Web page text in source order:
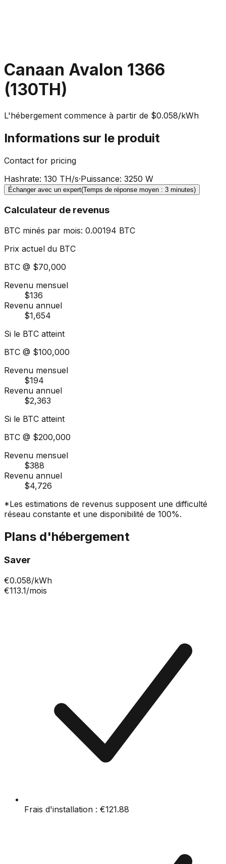
Canaan Avalon 1366
(130TH)
L'hébergement commence à partir de $0.058/kWh
Informations sur le produit
Contact for pricing
Hashrate: 130 TH/s·Puissance: 3250 W
Échanger avec un expert(Temps de réponse moyen : 3 minutes)
Calculateur de revenus
BTC minés par mois: 0.00194 BTC
Prix actuel du BTC
BTC @ $70,000
Revenu mensuel
$136
Revenu annuel
$1,654
Si le BTC atteint
BTC @ $100,000
Revenu mensuel
$194
Revenu annuel
$2,363
Si le BTC atteint
BTC @ $200,000
Revenu mensuel
$388
Revenu annuel
$4,726
*Les estimations de revenus supposent une difficulté
réseau constante et une disponibilité de 100%.
Plans d'hébergement
Saver
€0.058/kWh
€113.1/mois
Frais d'installation : €121.88